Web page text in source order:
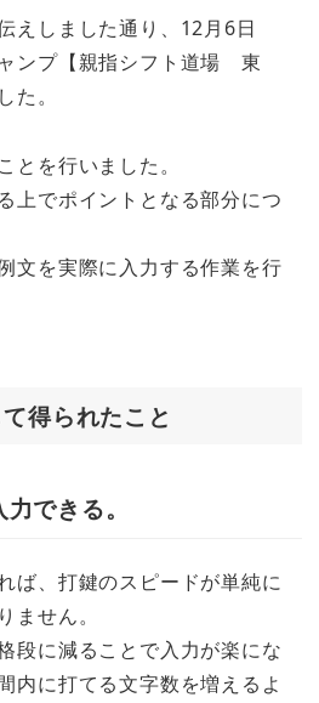
えしました通り、12月6日
ンプ【親指シフト道場 東
た。
とを行いました。
上でポイントとなる部分につ
文を実際に入力する作業を行
得られたこと
できる。
ば、打鍵のスピードが単純に
ません。
段に減ることで入力が楽にな
内に打てる文字数を増えるよ